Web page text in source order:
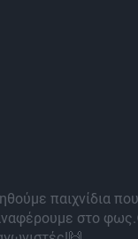
παιχνίδια
στο